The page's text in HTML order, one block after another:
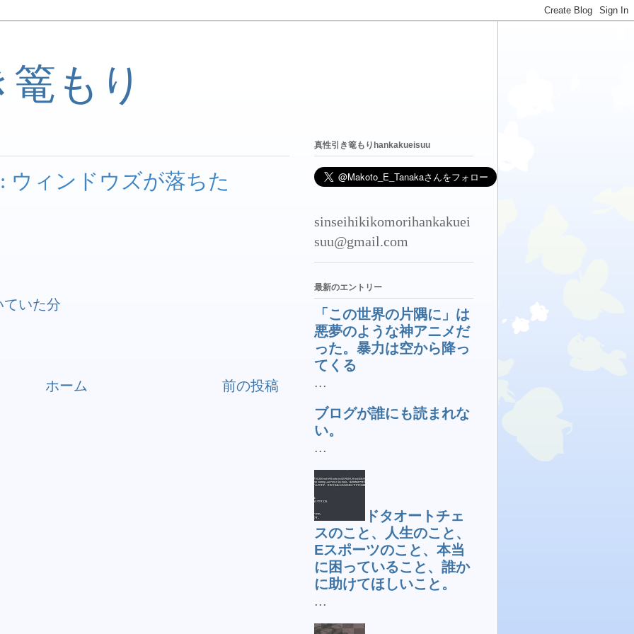
もり
ウィンドウズが落ちた
ていた分
前の投稿
ホーム
真性引き篭もりhankakueisuu
sinseihikikomorihankakuei
suu@gmail.com
最新のエントリー
「この世界の片隅に」は
悪夢のような神アニメだ
った。暴力は空から降っ
てくる
...
ブログが誰にも読まれな
い。
...
ドタオートチェ
スのこと、人生のこと、
Eスポーツのこと、本当
に困っていること、誰か
に助けてほしいこと。
...